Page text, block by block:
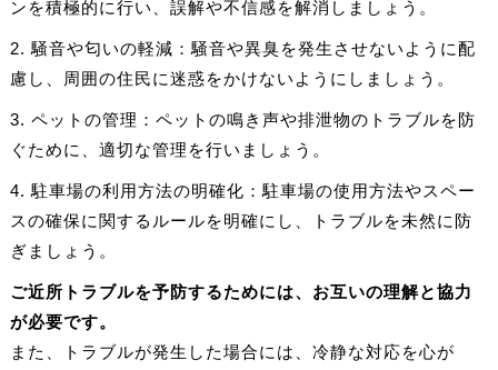
ンを積極的に行い、誤解や不信感を解消しましょう。
2. 騒音や匂いの軽減：騒音や異臭を発生させないように配
慮し、周囲の住民に迷惑をかけないようにしましょう。
3. ペットの管理：ペットの鳴き声や排泄物のトラブルを防
ぐために、適切な管理を行いましょう。
4. 駐車場の利用方法の明確化：駐車場の使用方法やスペー
スの確保に関するルールを明確にし、トラブルを未然に防
ぎましょう。
ご近所トラブルを予防するためには、お互いの理解と協力
が必要です。
また、トラブルが発生した場合には、冷静な対応を心が